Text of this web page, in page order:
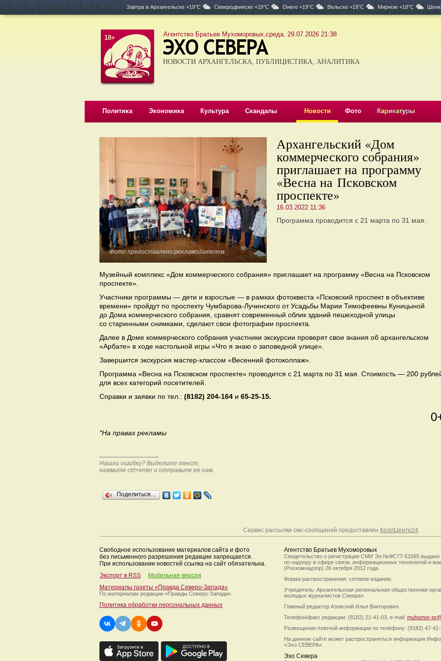
Завтра в Архангельске +19°C Северодвинске +19°C Онеге +19°C Вельске +19°C Мирном +18°C
18+ Агентство Братьев Мухоморовых,среда, 29.07.2026 21:38
НОВОСТИ АРХАНГЕЛЬСКА, ПУБЛИЦИСТИКА, АНАЛИТИКА
Политика Экономика Культура Скандалы Новости Фото Карикатуры
Фото предоставлено рекламодателем.
Архангельский «Дом
коммерческого собрания»
приглашает на программу
«Весна на Псковском
проспекте»
16.03.2022 11:36
Программа проводится с 21 марта по 31 мая.
Музейный комплекс «Дом коммерческого собрания» приглашает на программу «Весна на Псковском
проспекте».
Участники программы — дети и взрослые — в рамках фотоквеста «Псковский проспект в объективе
времени» пройдут по проспекту Чумбарова-Лучинского от Усадьбы Марии Тимофеевны Куницыной
до Дома коммерческого собрания, сравнят современный облик зданий пешеходной улицы
со старинными снимками, сделают свои фотографии проспекта.
Далее в Доме коммерческого собрания участники экскурсии проверят свои знания об архангельском
«Арбате» в ходе настольной игры «Что я знаю о заповедной улице».
Завершится экскурсия мастер-классом «Весенний фотоколлаж».
Программа «Весна на Псковском проспекте» проводится с 21 марта по 31 мая. Стоимость — 200
для всех категорий посетителей.
Справки и заявки по тел.: (8182) 204-164 и 65-25-15.
*На правах рекламы
Нашли ошибку? Выделите текст,
нажмите ctrl+enter и отправьте ее нам.
Поделиться…
Сервис рассылки смс-сообщений предоставлен КоллЦентр24
Свободное использование материалов сайта и фото
без письменного разрешения редакции запрещается.
При использовании новостей ссылка на сайт обязательна.
Экспорт в RSS
Мобильная версия
Материалы газеты «Правда Северо-Запада»
По материалам редакции «Правды Северо-Запада».
Политика обработки персональных данных
Агентство Братьев Мухоморовых
Свидетельство о регистрации СМИ Эл №ФС77-51565 выдано
по надзору в сфере связи, информационных технологий и
(Роскомнадзор) 26 октября 2012 года.
Форма распространения: сетевое издание.
Учредитель: Архангельская региональная общественная
молодых журналистов Севера».
Главный редактор Азовский Илья Викторович.
Телефон/факс редакции: (8182) 21-41-03, e-mail: muhomor-
Размещение платной информации по телефону: (8182) 47-
На данном сайте может распространяться информация
«Эхо СЕВЕРА».
Эхо Севера